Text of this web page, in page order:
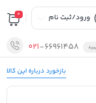
ورود/ثبت نام 0
021-66961458
بازخورد درباره این کالا